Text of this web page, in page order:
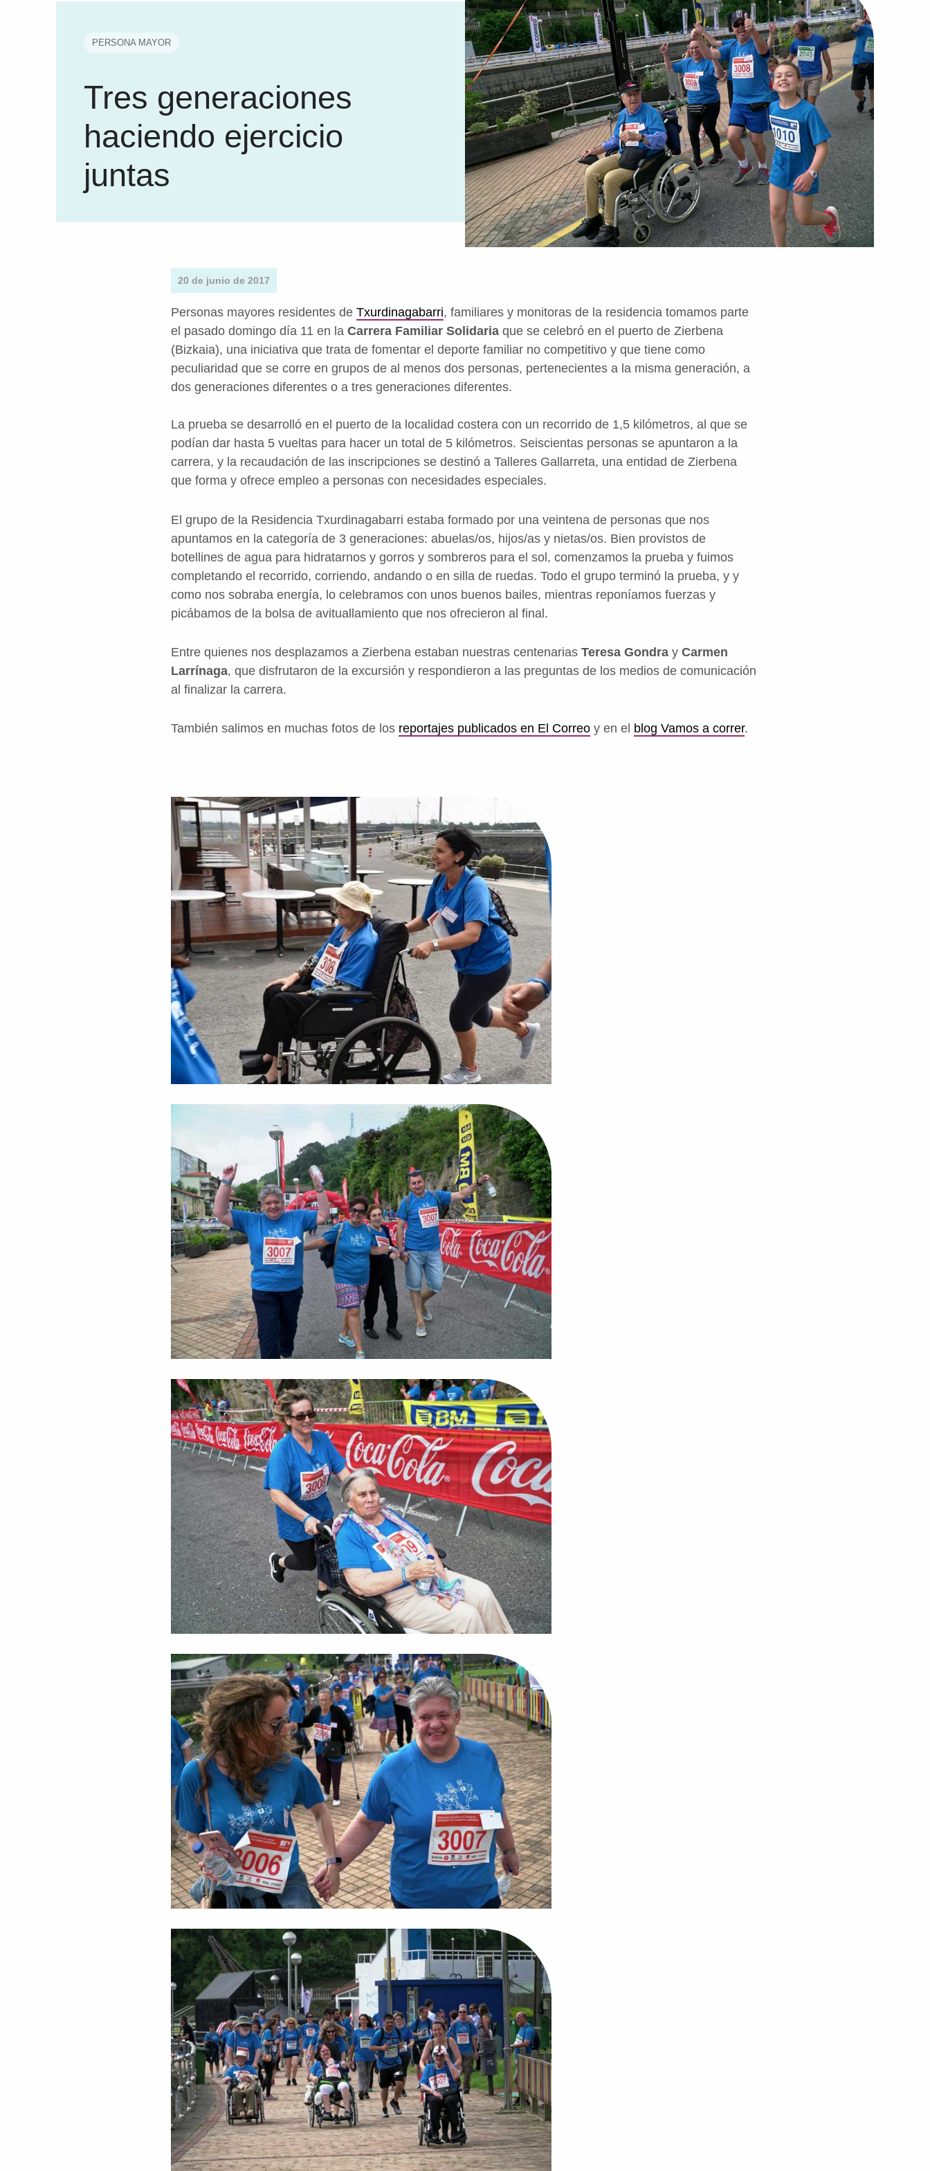
PERSONA MAYOR
Tres generaciones
haciendo ejercicio
juntas
20 de junio de 2017
Personas mayores residentes de Txurdinagabarri, familiares y monitoras de la residencia tomamos parte
el pasado domingo día 11 en la Carrera Familiar Solidaria que se celebró en el puerto de Zierbena
(Bizkaia), una iniciativa que trata de fomentar el deporte familiar no competitivo y que tiene como
peculiaridad que se corre en grupos de al menos dos personas, pertenecientes a la misma generación, a
dos generaciones diferentes o a tres generaciones diferentes.
La prueba se desarrolló en el puerto de la localidad costera con un recorrido de 1,5 kilómetros, al que se
podían dar hasta 5 vueltas para hacer un total de 5 kilómetros. Seiscientas personas se apuntaron a la
carrera, y la recaudación de las inscripciones se destinó a Talleres Gallarreta, una entidad de Zierbena
que forma y ofrece empleo a personas con necesidades especiales.
El grupo de la Residencia Txurdinagabarri estaba formado por una veintena de personas que nos
apuntamos en la categoría de 3 generaciones: abuelas/os, hijos/as y nietas/os. Bien provistos de
botellines de agua para hidratarnos y gorros y sombreros para el sol, comenzamos la prueba y fuimos
completando el recorrido, corriendo, andando o en silla de ruedas. Todo el grupo terminó la prueba, y y
como nos sobraba energía, lo celebramos con unos buenos bailes, mientras reponíamos fuerzas y
picábamos de la bolsa de avituallamiento que nos ofrecieron al final.
Entre quienes nos desplazamos a Zierbena estaban nuestras centenarias Teresa Gondra y Carmen
Larrínaga, que disfrutaron de la excursión y respondieron a las preguntas de los medios de comunicación
al finalizar la carrera.
También salimos en muchas fotos de los reportajes publicados en El Correo y en el blog Vamos a correr.